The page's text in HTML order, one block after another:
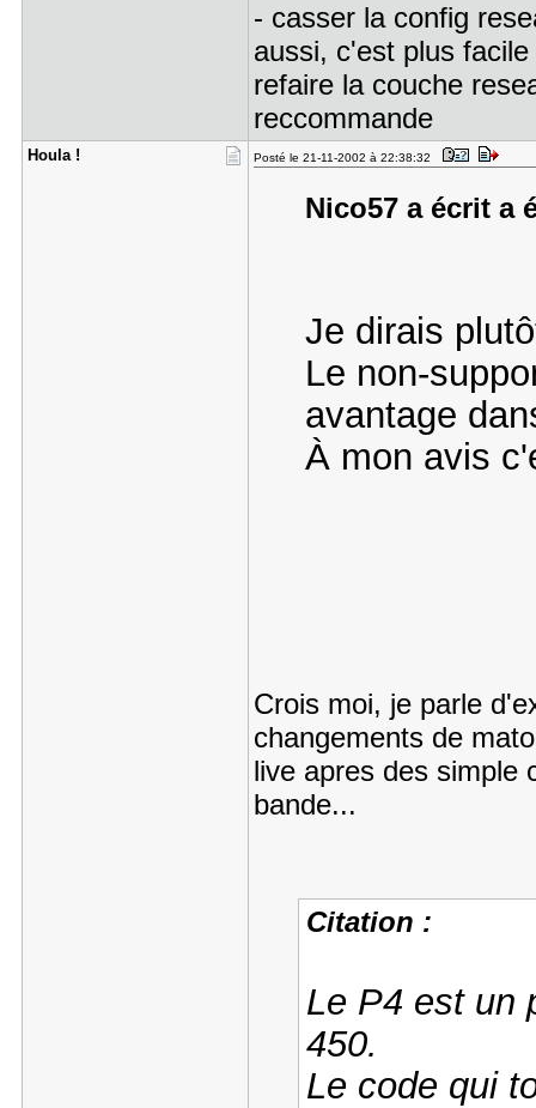
- casser la config
aussi, c'est plus
refaire la couche
reccommande
Houla ! Posté le 21-11-2002 à 22:38:32
Nico57 a écrit a
Je dirais
Le non-
avantage
À mon avis
Crois moi, je parle
changements de
live apres des simple
bande...
Citation :
Le P4 est un
450.
Le code qui